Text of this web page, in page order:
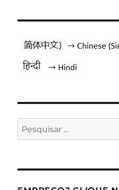
Pesquisar
por: